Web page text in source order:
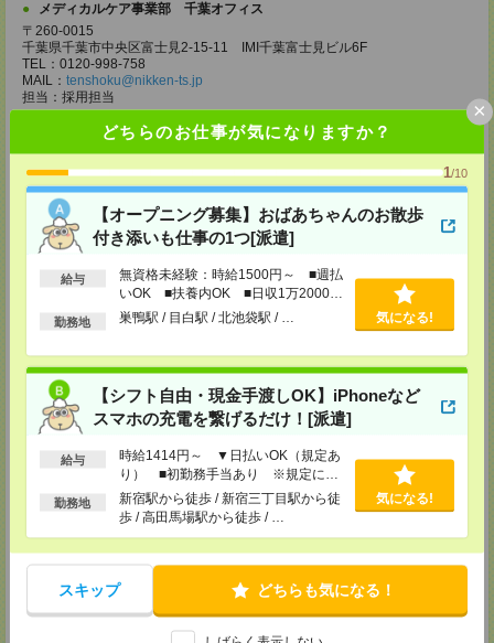
どちらのお仕事が気になりますか？
1/10
【オープニング募集】おばあちゃんのお散歩
付き添いも仕事の1つ[派遣]
給与
無資格未経験：時給1500円～ ■週払
いOK ■扶養内OK ■日収1万2000円
以上
勤務地 巣鴨駅 / 目白駅 / 北池袋駅 / … 気になる!
【シフト自由・現金手渡しOK】iPhoneなど
スマホの充電を繋げるだけ！[派遣]
給与
時給1414円～ ▼日払いOK（規定あ
り） ■初勤務手当あり ※規定によ
る
勤務地
新宿駅から徒歩 / 新宿三丁目駅から徒
歩 / 高田馬場駅から徒歩 / …
気になる!
スキップ どちらも気になる！
×
メディカルケア事業部 千葉オフィス
〒260-0015
千葉県千葉市中央区富士見2-15-11 IMI千葉富士見ビル6F
TEL：0120-998-758
MAIL： tenshoku@nikken-ts.jp
担当：採用担当
メディカルケア事業部 柏オフィス
千葉県柏市末広町5-19 第12関口ビル7F 705号室
TEL：0120-935-218
MAIL：tenshoku@nikken-ts.jp
担当：採用担当
メディカルケア事業部 新宿オフィス
東京都新宿区新宿2-3-10 新宿御苑ビル6階
TEL：0120-457-235
MAIL： tenshoku@nikken-ts.jp
TEL：0120-934-200
MAIL：tenshoku@nikken-ts.jp
担当：採用担当
東京都町田市森野1-7-23 大樹生命町田ビル6F
TEL：0120-453-285
MAIL：tenshoku@nikken-ts.jp
メディカルケア事業部 横浜オフィス
神奈川県横浜市保土ケ谷区神戸町134 横浜ビジネスパークサウスタワー
2F B区画
MAIL：tenshoku@nikken-ts.jp